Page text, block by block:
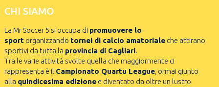
CHI SIAMO
La Mr Soccer 5 si occupa di promuovere lo
sportorganizzando tornei di calcio amatorialeche attirano
sportivi da tutta la provincia di Cagliari.
Tra le varie attività svolte quella che maggiormente ci
rappresenta è il Campionato Quartu League, ormai giunto
alla quindicesima edizionee diventato da oltre un lustro